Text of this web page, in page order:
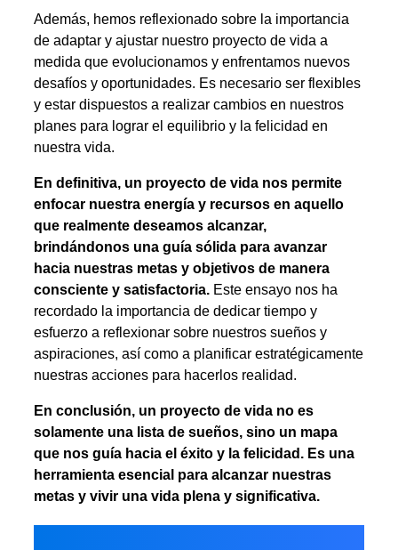
Además, hemos reflexionado sobre la importancia
de adaptar y ajustar nuestro proyecto de vida a
medida que evolucionamos y enfrentamos nuevos
desafíos y oportunidades. Es necesario ser flexibles
y estar dispuestos a realizar cambios en nuestros
planes para lograr el equilibrio y la felicidad en
nuestra vida.
En definitiva, un proyecto de vida nos permite
enfocar nuestra energía y recursos en aquello
que realmente deseamos alcanzar,
brindándonos una guía sólida para avanzar
hacia nuestras metas y objetivos de manera
consciente y satisfactoria. Este ensayo nos ha
recordado la importancia de dedicar tiempo y
esfuerzo a reflexionar sobre nuestros sueños y
aspiraciones, así como a planificar estratégicamente
nuestras acciones para hacerlos realidad.
En conclusión, un proyecto de vida no es
solamente una lista de sueños, sino un mapa
que nos guía hacia el éxito y la felicidad. Es una
herramienta esencial para alcanzar nuestras
metas y vivir una vida plena y significativa.